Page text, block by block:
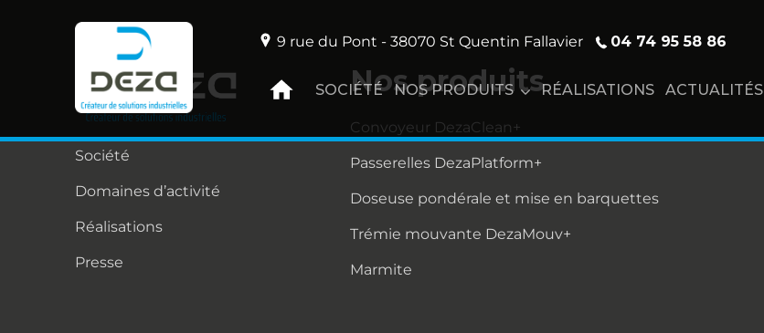
9 rue du Pont - 38070 St Quentin Fallavier 04 74 95 58 86
SOCIÉTÉ NOS PRODUITS RÉALISATIONS ACTUALITÉS
Société
Domaines d’activité
Réalisations
Presse
Nos produits
Convoyeur DezaClean+
Passerelles DezaPlatform+
Doseuse pondérale et mise en barquettes
Trémie mouvante DezaMouv+
Marmite